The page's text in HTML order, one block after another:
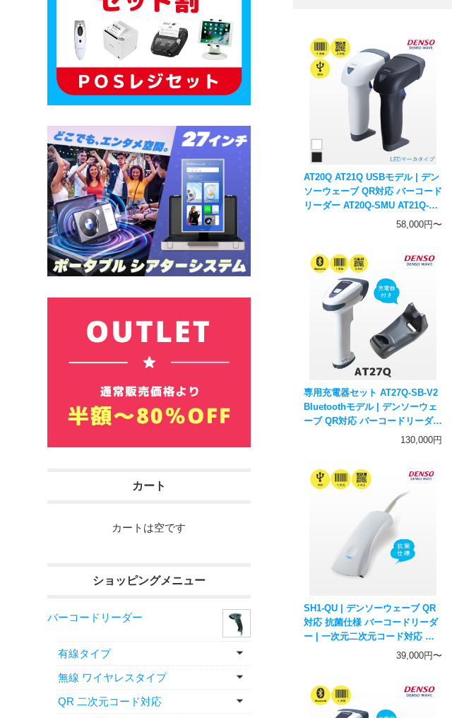
AT20Q AT21Q USBモデル | デン
ソーウェーブ QR対応 バーコード
リーダー AT20Q-SMU AT21Q-
58,000円〜
専用充電器セット AT27Q-SB-V2
Bluetoothモデル | デンソーウェ
ーブ QR対応 バーコードリーダー
| バッテリ付き 一次元二次元コー
130,000円
SH1-QU | デンソーウェーブ QR
対応 抗菌仕様 バーコードリーダ
ー | 一次元二次元コード対応 ハ
ンディスキャナー DENSO WAVE
39,000円〜
カート
カートは空です
ショッピングメニュー
バーコードリーダー
有線タイプ
無線 ワイヤレスタイプ
QR 二次元コード対応